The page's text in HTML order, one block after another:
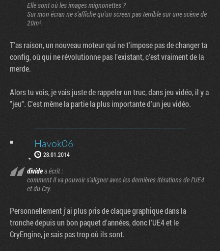
Elle sont où les images mignonettes ?
Sur mon écran ne s'affiche qu'un screen pas terrible sur une scène de
20m³.
T'as raison, un nouveau moteur qui ne t'impose pas de changer ta
config, où qui ne révolutionne pas l'existant, c'est vraiment de la
merde.
Alors tu vois, je vais juste de rappeler un truc, dans jeu vidéo, il y a
"jeu". C'est même la partie la plus importante d'un jeu vidéo.
Havok06
28.01.2014
dividea écrit :
comment il va pouvoir s'aligner avec les dernières itérations de l'UE4
et du Cry.
Personnellement j'ai plus pris de claque graphique dans la
tronche depuis un bon paquet d'années, donc l'UE4 et le
CryEngine, je sais pas trop où ils sont.